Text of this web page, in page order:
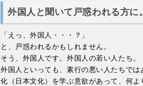
外国人と聞いて戸惑われる方に。
「えっ、外国人・・・？」
と、戸惑われるかもしれません。
そう、外国人です。外国人の若い人たち。
外国人といっても、素行の悪い人たちで
化（日本文化）を学ぶ意欲があって、何